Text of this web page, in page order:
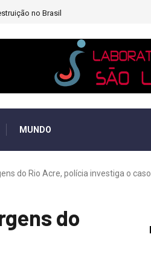
no Brasil
MUNDO
do Rio Acre, polícia investiga o caso
do